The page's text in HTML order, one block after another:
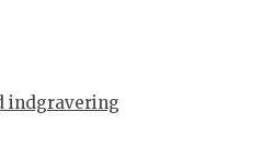
indgravering